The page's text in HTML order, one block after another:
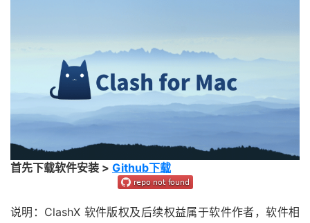
首先下载软件安装 > Github下载
说明： ClashX 软件版权及后续权益属于软件作者，软件相